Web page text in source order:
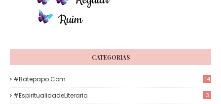
CATEGORIAS
#Batepapo.com 14
#EspiritualidadeLiteraria 3